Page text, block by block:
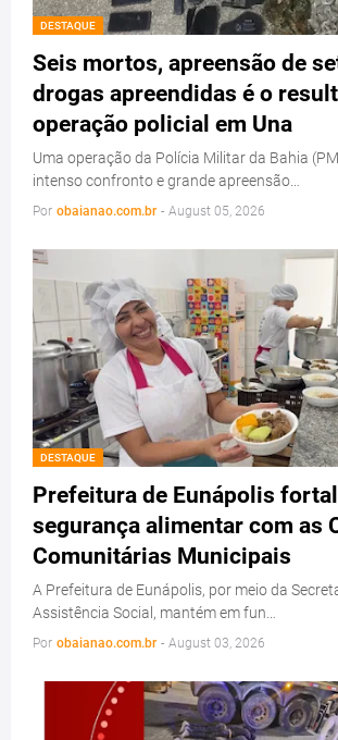
DESTAQUE
Seis mortos, apreensão de
drogas apreendidas é o
operação policial em Una
Uma operação da Polícia Militar da Bahia
intenso confronto e grande apreensão…
Por obaianao.com.br - August 05, 2026
DESTAQUE
Prefeitura de Eunápolis
segurança alimentar com as
Comunitárias Municipais
A Prefeitura de Eunápolis, por meio da
Assistência Social, mantém em fun…
Por obaianao.com.br - August 03, 2026